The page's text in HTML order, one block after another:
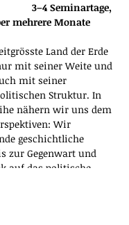
mehrere Monate
Land der Erde
mit seiner Weite und
mit seiner
Struktur. In
nähern wir uns dem
Wir
geschichtliche
zur Gegenwart und
auf das politische